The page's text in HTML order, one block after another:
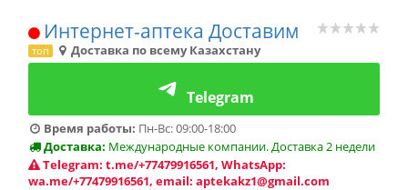
Интернет-аптека Доставим
топ Доставка по всему Казахстану
Telegram
Время работы: Пн-Вс: 09:00-18:00
Доставка: Международные компании. Доставка 2 недели
Telegram: t.me/+77479916561, WhatsApp:
wa.me/+77479916561, email: aptekakz1@gmail.com